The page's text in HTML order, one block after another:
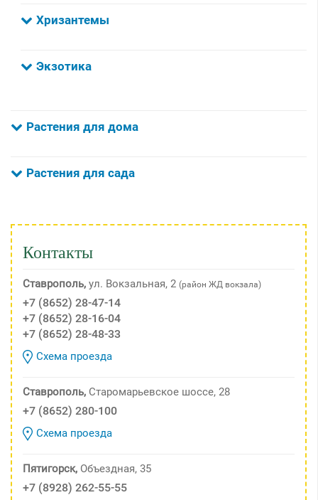
Хризантемы
Экзотика
Растения для дома
Растения для сада
Контакты
Ставрополь, ул. Вокзальная, 2 (район ЖД вокзала)
+7 (8652) 28-47-14
+7 (8652) 28-16-04
+7 (8652) 28-48-33
Схема проезда
Ставрополь, Старомарьевское шоссе, 28
+7 (8652) 280-100
Схема проезда
Пятигорск, Объездная, 35
+7 (8928) 262-55-55